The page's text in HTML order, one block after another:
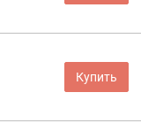
Купить